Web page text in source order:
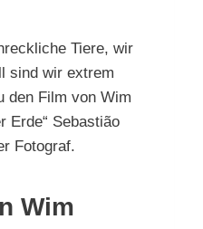
Tiere, wir
sind wir extrem
den Film von Wim
Erde“ Sebastião
Fotograf.
Wim